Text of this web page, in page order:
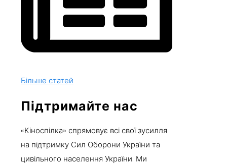
Більше статей
Підтримайте нас
«Кіноспілка» спрямовує всі свої зусилля
на підтримку Сил Оборони України та
цивільного населення України. Ми